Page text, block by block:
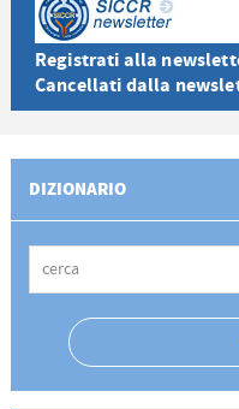
Registrati alla
Cancellati dalla
DIZIONARIO